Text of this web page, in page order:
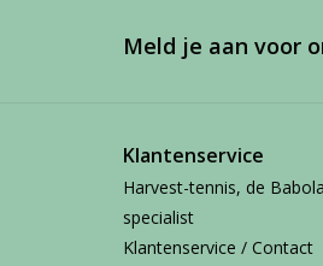
Meld je aan voor
Klantenservice
Harvest-tennis, de
specialist
Klantenservice / Contact